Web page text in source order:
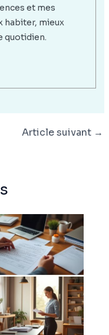
et mes
habiter, mieux
quotidien.
Article suivant →